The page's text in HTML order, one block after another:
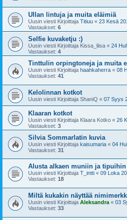
Ullan lintuja ja muita eläimiä
Uusin viesti Kirjoittaja Titiuu « 23 Kesä
Vastaukset: 6
Selfie kuvaketju :)
Uusin viesti Kirjoittaja Kissa_liisa « 24
Vastaukset: 4
Tinttulin orpingtoneja ja muita
Uusin viesti Kirjoittaja haahkaherra « 08
Vastaukset: 41
Kelolinnan kotkot
Uusin viesti Kirjoittaja ShaniQ « 07 Syys
Klaaran kotkot
Uusin viesti Kirjoittaja Klaara Kotko « 26
Vastaukset: 3
Silvia Sommarlatin kuvia
Uusin viesti Kirjoittaja kaisumaria « 04
Vastaukset: 31
Alusta alkaen muniin ja tipuihin
Uusin viesti Kirjoittaja T_intti « 09 Loka
Vastaukset: 18
Miltä kukakin näyttää
Uusin viesti Kirjoittaja Aleksandra « 03
Vastaukset: 33